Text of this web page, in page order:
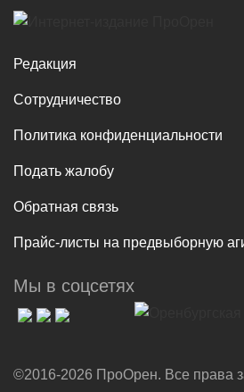
Редакция
Сотрудничество
Политика конфиденциальности
Подать жалобу
Обратная связь
Прайс-листы на предвыборную
Мы в соцсетях
©2016-2026 ПроОрен. Все права